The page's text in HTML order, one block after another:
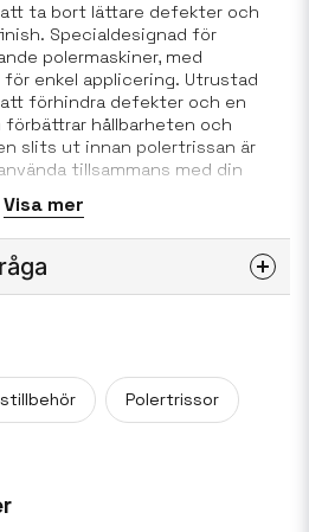
ta bort lättare defekter och
Specialdesignad för
polermaskiner, med
enkel applicering. Utrustad
förhindra defekter och en
hållbarheten och
slits ut innan polertrissan är
tillsammans med din
Visa mer
denna produkten...
Polertrissor